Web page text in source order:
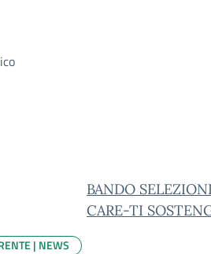
BANDO
CARE-TI
| NEWS